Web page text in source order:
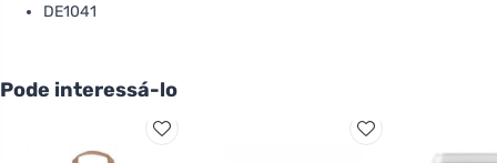
DE1041
Pode interessá-lo